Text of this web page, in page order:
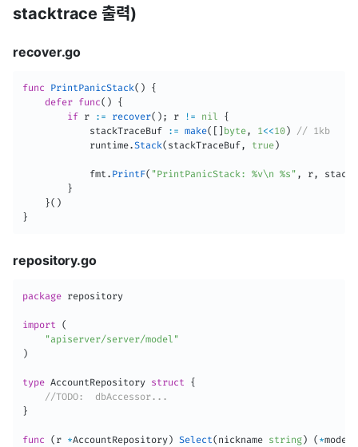
stacktrace 출력)
recover.go
func PrintPanicStack( )
{
defer func( )
{
if r := recover( ) ; r != nil
{
			stackTraceBuf
:= make( [ ] byte, 1 <<10)
// 1kb
			runtime
. Stack( stackTraceBuf, true)
			fmt
. PrintF( "PrintPanicStack: %v\n %s" , r,
}
}( )
}
repository.go
package repository
import
(
"apiserver/server/model"
)
type AccountRepository struct
{
//TODO:  dbAccessor...
}
func ( r *AccountRepository ) Select( nickname string ) ( *model